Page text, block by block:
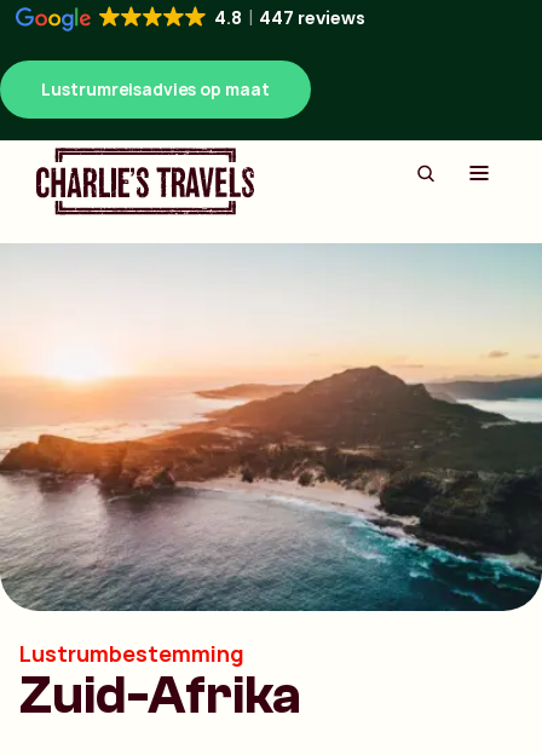
4.8 447 reviews
Lustrumreisadvies op maat
Lustrumbestemming
Zuid-Afrika